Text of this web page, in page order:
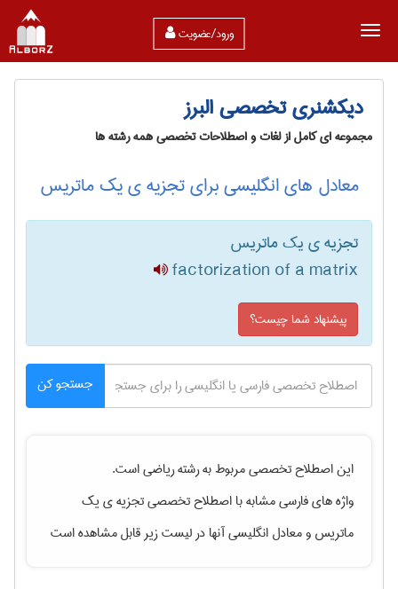
ورود/عضویت
دیکشنری تخصصی البرز
مجموعه ای کامل از لغات و اصطلاحات تخصصی همه رشته ها
معادل های انگلیسی برای تجزیه ی یک ماتریس
تجزیه ی یک ماتریس
factorization of a matrix
پیشنهاد شما چیست؟
جستجو کن
این اصطلاح تخصصی مربوط به رشتهرياضیاست.
واژه های فارسی مشابه با اصطلاح تخصصیتجزیه ی یک
ماتریسو معادل انگلیسی آنها در لیست زیر قابل مشاهده است